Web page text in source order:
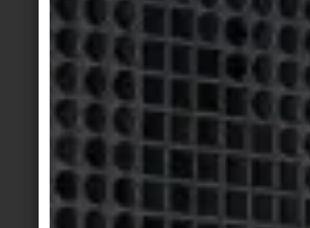
Annabelle von Reutern studiert
RWTH Aachen sowie TU Berlin
anschließend mehrere Jahre in
Planungsbüros. Seit Februar